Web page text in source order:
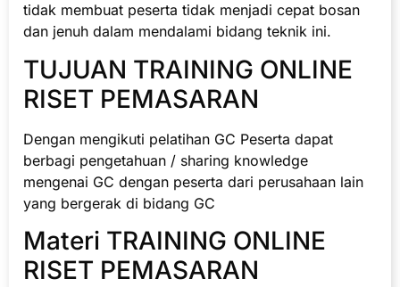
tidak membuat peserta tidak menjadi cepat bosan
dan jenuh dalam mendalami bidang teknik ini.
TUJUAN TRAINING ONLINE
RISET PEMASARAN
Dengan mengikuti pelatihan GC Peserta dapat
berbagi pengetahuan / sharing knowledge
mengenai GC dengan peserta dari perusahaan lain
yang bergerak di bidang GC
Materi TRAINING ONLINE
RISET PEMASARAN